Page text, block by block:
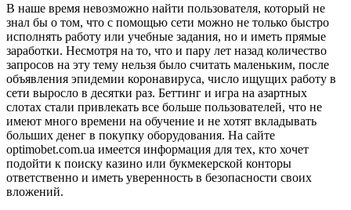
В наше время невозможно найти пользователя, который не
знал бы о том, что с помощью сети можно не только быстро
исполнять работу или учебные задания, но и иметь прямые
заработки. Несмотря на то, что и пару лет назад количество
запросов на эту тему нельзя было считать маленьким, после
объявления эпидемии коронавируса, число ищущих работу в
сети выросло в десятки раз. Беттинг и игра на азартных
слотах стали привлекать все больше пользователей, что не
имеют много времени на обучение и не хотят вкладывать
больших денег в покупку оборудования. На сайте
optimobet.com.ua имеется информация для тех, кто хочет
подойти к поиску казино или букмекерской конторы
ответственно и иметь уверенность в безопасности своих
вложений.